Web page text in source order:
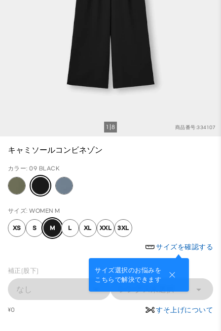
商品番号:334107
1 8
キャミソールコンビネゾン
カラー: 09 BLACK
サイズ: WOMEN M
XS S M L XL XXL 3XL
サイズを確認する
サイズ選択のお悩みを
こちらで解決できます
補正(股下)
なし レングス未選択
¥0 すそ上げについて